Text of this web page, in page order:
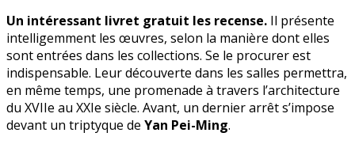
Un intéressant livret gratuit les recense. Il présente
intelligemment les œuvres, selon la manière dont elles
sont entrées dans les collections. Se le procurer est
indispensable. Leur découverte dans les salles permettra,
en même temps, une promenade à travers l’architecture
du XVIIe au XXIe siècle. Avant, un dernier arrêt s’impose
devant un triptyque de Yan Pei-Ming.